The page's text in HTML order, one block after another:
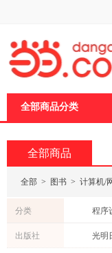
全部商品分类
全部商品
全部 > 图书 > 计算机/
分类 程序
出版社 光明
页
加